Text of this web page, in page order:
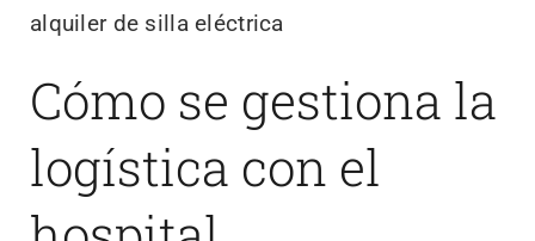
alquiler de silla eléctrica
Cómo se gestiona la
logística con el